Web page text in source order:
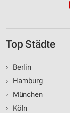
Top Städte
›
Berlin
›
Hamburg
›
München
›
Köln